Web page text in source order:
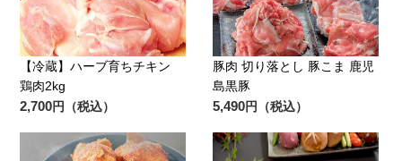
【冷蔵】ハーブ育ちチキン
鶏肉2kg
2,700円（税込）
豚肉 切り落とし 豚こま 鹿児
島黒豚
5,490円（税込）